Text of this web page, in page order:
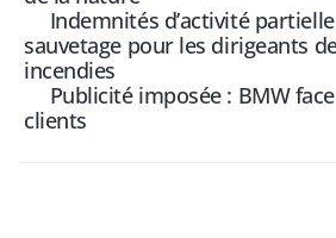
Indemnités d’activité
sauvetage pour les dirigeants
incendies
Publicité imposée : BMW
clients